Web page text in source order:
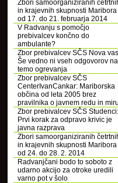
Zbori samoorganiziranih
in krajevnih skupnosti Maribora
od 17. do 21. februarja 2014
V Radvanju s pomočjo
prebivalcev končno do
ambulante?
Zbor prebivalcev SČS Nova
Še vedno ni vseh odgovorov na
temo ogrevanja
Zbor prebivalcev SČS
CenterIvanCankar: Mariborska
občina od leta 2005 brez
pravilnika o javnem redu in miru
Zbor prebivalcev SČS Studenci:
Prvi korak za odpravo krivic je
javna razprava
Zbori samoorganiziranih
in krajevnih skupnosti Maribora
od 24. do 28. 2. 2014
Radvanjčani bodo to soboto z
udarno akcijo za otroke uredili
varno pot v šolo